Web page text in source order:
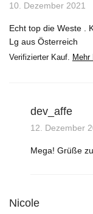
10. Dezember 2021
Echt top die Weste .
Lg aus Österreich
Verifizierter Kauf. Mehr
dev_affe
12. Dezember
Mega! Grüße
Nicole